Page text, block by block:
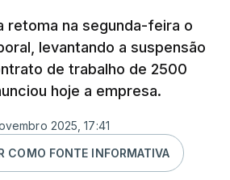
retoma na segunda-feira o
levantando a suspensão
de trabalho de 2500
hoje a empresa.
2025, 17:41
COMO FONTE INFORMATIVA